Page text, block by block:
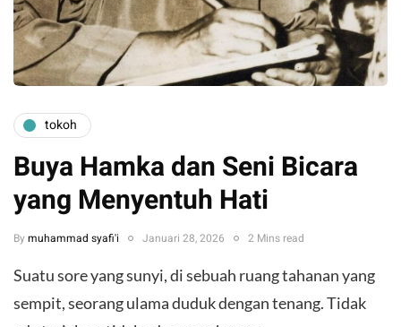
tokoh
Buya Hamka dan Seni Bicara
yang Menyentuh Hati
By muhammad syafi'i Januari 28, 2026 2 Mins read
Suatu sore yang sunyi, di sebuah ruang tahanan yang
sempit, seorang ulama duduk dengan tenang. Tidak